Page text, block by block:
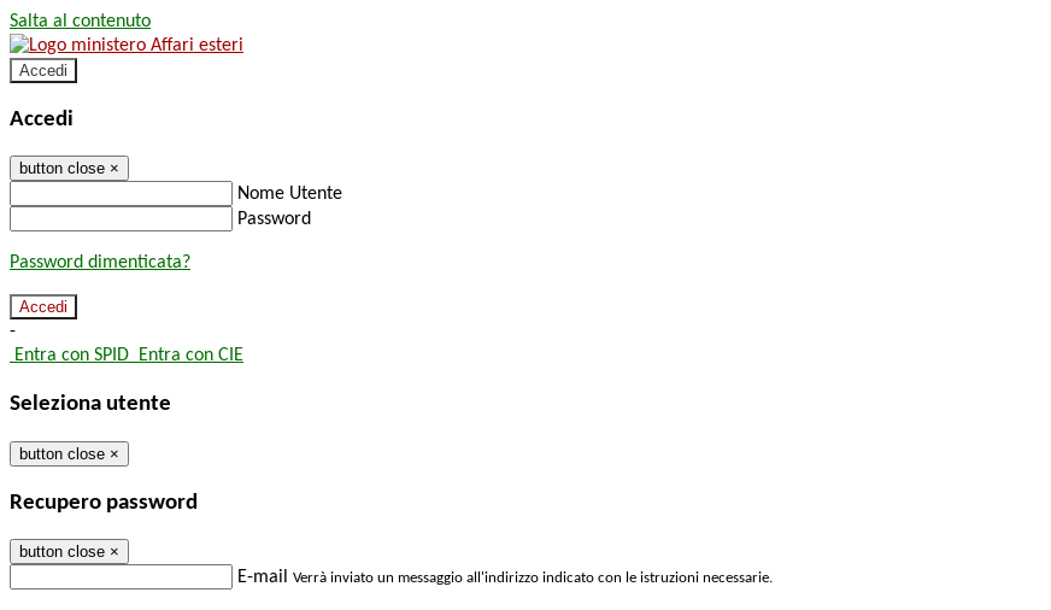
Salta al contenuto
Accedi
Accedi
button close ×
Nome Utente
Password
Password dimenticata?
-
Entra con SPID Entra con CIE
Seleziona utente
button close ×
Recupero password
button close ×
E-mail Verrà inviato un messaggio all'indirizzo indicato con le istruzioni necessarie.